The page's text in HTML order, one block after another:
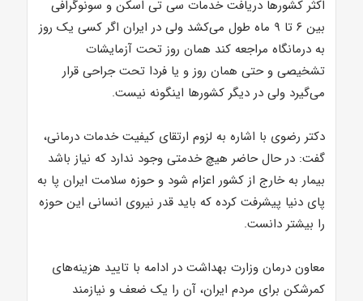
اکثر کشورها دریافت خدمات سی تی اسکن و سونوگرافی
بین ۶ تا ۹ ماه طول می‌کشد ولی در ایران اگر کسی یک روز
به درمانگاه مراجعه کند همان روز تحت آزمایشات
تشخیصی و حتی همان روز و یا فردا تحت جراحی قرار
می‌گیرد ولی در دیگر کشورها اینگونه نیست.
دکتر رضوی با اشاره به لزوم ارتقای کیفیت خدمات درمانی،
گفت: در حال حاضر هیچ خدمتی وجود ندارد که نیاز باشد
بیمار به خارج از کشور اعزام شود و حوزه سلامت ایران پا به
پای دنیا پیشرفت کرده که باید قدر نیروی انسانی این حوزه
را بیشتر دانست.
معاون درمان وزارت بهداشت در ادامه با تایید هزینه‌های
کمرشکن برای مردم ایران، آن را یک ضعف و نیازمند